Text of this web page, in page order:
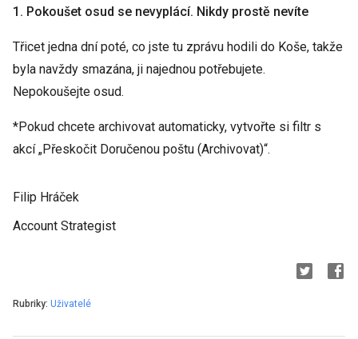
1. Pokoušet osud se nevyplácí. Nikdy prostě nevíte
Třicet jedna dní poté, co jste tu zprávu hodili do Koše, takže
byla navždy smazána, ji najednou potřebujete.
Nepokoušejte osud.
*Pokud chcete archivovat automaticky, vytvořte si filtr s
akcí „Přeskočit Doručenou poštu (Archivovat)“.
Filip Hráček
Account Strategist
Rubriky: Uživatelé